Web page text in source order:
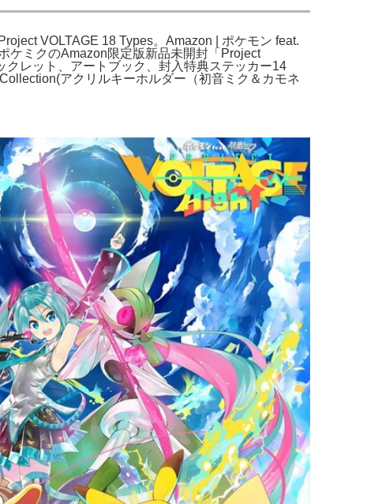
VOLTAGE 18 Types。Amazon | ポケモン feat.
ケミクのAmazon限定版新品未開封「Project
レット、アートブック、封入特典ステッカー14
アクリルキーホルダー（初音ミク＆カモネ